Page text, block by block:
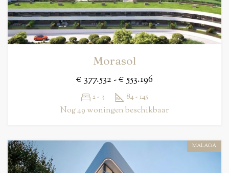
Morasol
€ 377.532 - € 553.196
2 - 3 84 - 145
Nog 49 woningen beschikbaar
MALAGA